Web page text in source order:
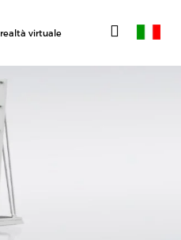
realtà virtuale